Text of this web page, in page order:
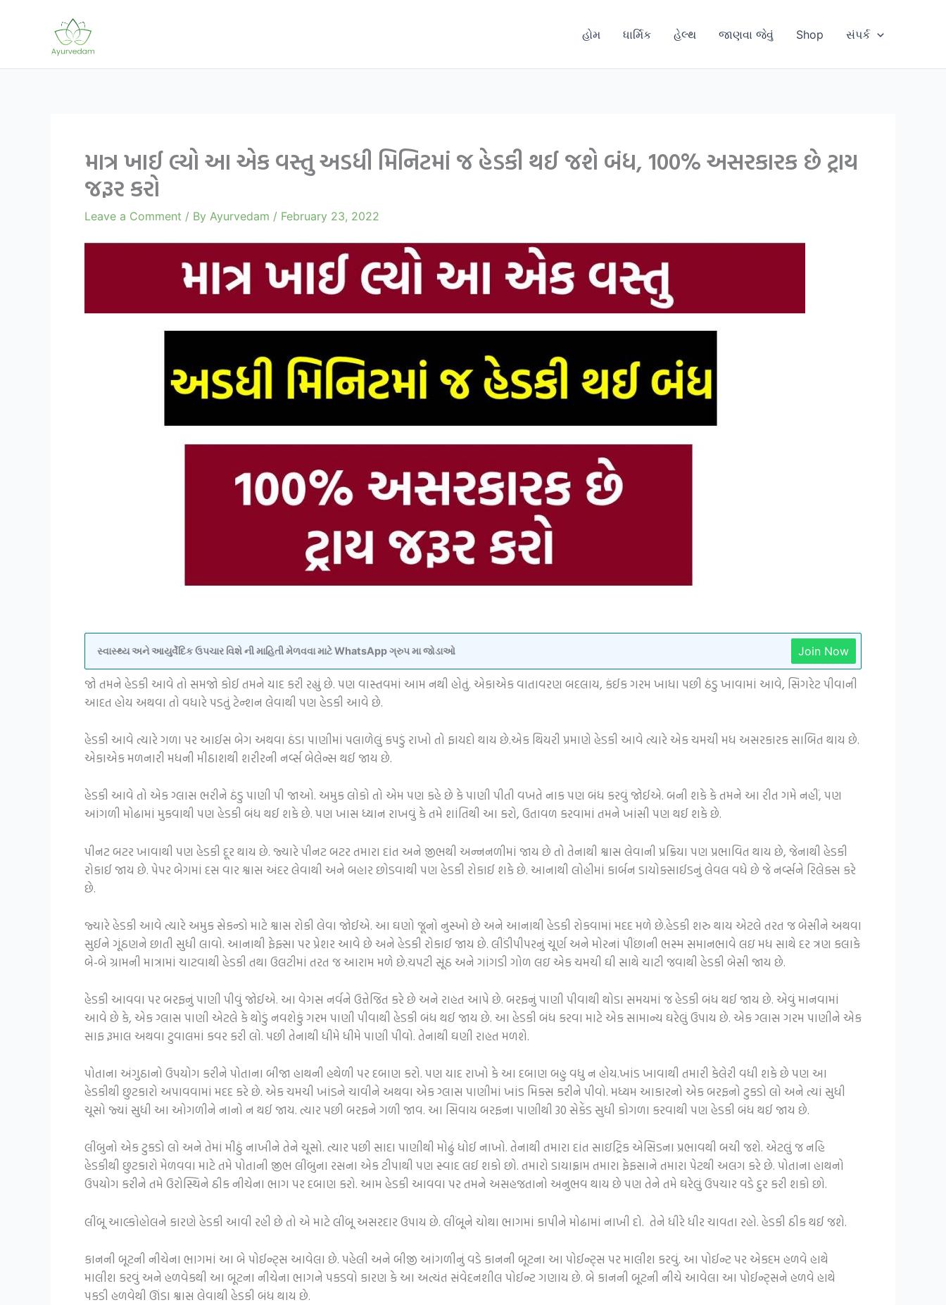
હોમ ધાર્મિક હેલ્થ જાણવા જેવું Shop સંપર્ક
માત્ર ખાઈ લ્યો આ એક વસ્તુ અડધી મિનિટમાં જ હેડકી થઈ જશે બંધ, 100% અસરકારક છે ટ્રાય
જરૂર કરો
Leave a Comment / By Ayurvedam / February 23, 2022
સ્વાસ્થ્ય અને આયુર્વેદિક ઉપચાર વિશે ની માહિતી મેળવવા માટે WhatsApp ગ્રુપ મા જોડાઓ Join Now
જો તમને હેડકી આવે તો સમજો કોઈ તમને યાદ કરી રહ્યું છે. પણ વાસ્તવમાં આમ નથી હોતું. એકાએક વાતાવરણ બદલાય, કંઈક ગરમ ખાધા પછી ઠંડુ ખાવામાં આવે, સિગરેટ પીવાની
આદત હોય અથવા તો વધારે પડતું ટેન્શન લેવાથી પણ હેડકી આવે છે.
હેડકી આવે ત્યારે ગળા પર આઈસ બેગ અથવા ઠંડા પાણીમાં પલાળેલું કપડું રાખો તો ફાયદો થાય છે.એક થિયરી પ્રમાણે હેડકી આવે ત્યારે એક ચમચી મધ અસરકારક સાબિત થાય છે.
એકાએક મળનારી મધની મીઠાશથી શરીરની નર્વ્સ બેલેન્સ થઈ જાય છે.
હેડકી આવે તો એક ગ્લાસ ભરીને ઠંડુ પાણી પી જાઓ. અમુક લોકો તો એમ પણ કહે છે કે પાણી પીતી વખતે નાક પણ બંધ કરવું જોઈએ. બની શકે કે તમને આ રીત ગમે નહીં, પણ
આંગળી મોઢામાં મુકવાથી પણ હેડકી બંધ થઈ શકે છે. પણ ખાસ ધ્યાન રાખવું કે તમે શાંતિથી આ કરો, ઉતાવળ કરવામાં તમને ખાંસી પણ થઈ શકે છે.
પીનટ બટર ખાવાથી પણ હેડકી દૂર થાય છે. જ્યારે પીનટ બટર તમારા દાંત અને જીભથી અન્નનળીમાં જાય છે તો તેનાથી શ્વાસ લેવાની પ્રક્રિયા પણ પ્રભાવિત થાય છે, જેનાથી હેડકી
રોકાઈ જાય છે. પેપર બેગમાં દસ વાર શ્વાસ અંદર લેવાથી અને બહાર છોડવાથી પણ હેડકી રોકાઈ શકે છે. આનાથી લોહીમાં કાર્બન ડાયોક્સાઈડનું લેવલ વધે છે જે નર્વ્સને રિલેક્સ કરે
છે.
જ્યારે હેડકી આવે ત્યારે અમુક સેકન્ડો માટે શ્વાસ રોકી લેવા જોઈએ. આ ઘણો જૂનો નુસ્ખો છે અને આનાથી હેડકી રોકવામાં મદદ મળે છે.હેડકી શરુ થાય એટલે તરત જ બેસીને અથવા
સુઈને ગૂંઠણને છાતી સુધી લાવો. આનાથી ફેફ્સા પર પ્રેશર આવે છે અને હેડકી રોકાઈ જાય છે. લીંડીપીપરનું ચૂર્ણ અને મોરનાં પીંછાની ભસ્મ સમાનભાવે લઇ મધ સાથે દર ત્રણ કલાકે
બે-બે ગ્રામની માત્રામાં ચાટવાથી હેડકી તથા ઉલટીમાં તરત જ આરામ મળે છે.ચપટી સૂંઠ અને ગાંગડી ગોળ લઇ એક ચમચી ઘી સાથે ચાટી જવાથી હેડકી બેસી જાય છે.
હેડકી આવવા પર બરફનું પાણી પીવું જોઈએ. આ વેગસ નર્વને ઉત્તેજિત કરે છે અને રાહત આપે છે. બરફનું પાણી પીવાથી થોડા સમયમાં જ હેડકી બંધ થઈ જાય છે. એવું માનવામાં
આવે છે કે, એક ગ્લાસ પાણી એટલે કે થોડું નવશેકું ગરમ પાણી પીવાથી હેડકી બંધ થઈ જાય છે. આ હેડકી બંધ કરવા માટે એક સામાન્ય ઘરેલું ઉપાય છે. એક ગ્લાસ ગરમ પાણીને એક
સાફ રૂમાલ અથવા ટુવાલમાં કવર કરી લો. પછી તેનાથી ધીમે ધીમે પાણી પીવો. તેનાથી ઘણી રાહત મળશે.
પોતાના અંગુઠાનો ઉપયોગ કરીને પોતાના બીજા હાથની હથેળી પર દબાણ કરો. પણ યાદ રાખો કે આ દબાણ બહુ વધુ ન હોય.ખાંડ ખાવાથી તમારી કેલેરી વધી શકે છે પણ આ
હેડકીથી છુટકારો અપાવવામાં મદદ કરે છે. એક ચમચી ખાંડને ચાવીને અથવા એક ગ્લાસ પાણીમાં ખાંડ મિક્સ કરીને પીવો. મધ્યમ આકારનો એક બરફનો ટુકડો લો અને ત્યાં સુધી
ચૂસો જ્યાં સુધી આ ઓગળીને નાનો ન થઈ જાય. ત્યાર પછી બરફને ગળી જાવ. આ સિવાય બરફના પાણીથી 30 સેકેંડ સુધી કોગળા કરવાથી પણ હેડકી બંધ થઈ જાય છે.
લીંબુનો એક ટુકડો લો અને તેમાં મીઠું નાખીને તેને ચૂસો. ત્યાર પછી સાદા પાણીથી મોઢું ધોઈ નાખો. તેનાથી તમારા દાંત સાઇટ્રિક એસિડના પ્રભાવથી બચી જશે. એટલું જ નહિ
હેડકીથી છુટકારો મેળવવા માટે તમે પોતાની જીભ લીંબુના રસના એક ટીપાથી પણ સ્વાદ લઈ શકો છો. તમારો ડાયાફ્રામ તમારા ફેફસાને તમારા પેટથી અલગ કરે છે. પોતાના હાથનો
ઉપયોગ કરીને તમે ઉરોસ્થિને ઠીક નીચેના ભાગ પર દબાણ કરો. આમ હેડકી આવવા પર તમને અસહજતાનો અનુભવ થાય છે પણ તેને તમે ઘરેલું ઉપચાર વડે દુર કરી શકો છો.
લીંબૂ આલ્કોહોલને કારણે હેડકી આવી રહી છે તો એ માટે લીંબૂ અસરદાર ઉપાય છે. લીંબૂને ચોથા ભાગમાં કાપીને મોઢામાં નાખી દો. તેને ધીરે ધીર ચાવતા રહો. હેડકી ઠીક થઈ જશે.
કાનની બૂટની નીચેના ભાગમાં આ બે પોઈન્ટ્સ આવેલા છે. પહેલી અને બીજી આંગળીનું વડે કાનની બૂટના આ પોઈન્ટ્સ પર માલીશ કરવું. આ પોઈન્ટ પર એકદમ હળવે હાથે
માલીશ કરવું અને હળવેકથી આ બૂટના નીચેના ભાગને પકડવો કારણ કે આ અત્યંત સંવેદનશીલ પોઈન્ટ ગણાય છે. બે કાનની બૂટની નીચે આવેલા આ પોઈન્ટ્સને હળવે હાથે
પકડી હળવેથી ઊંડા શ્વાસ લેવાથી હેડકી બંધ થાય છે.